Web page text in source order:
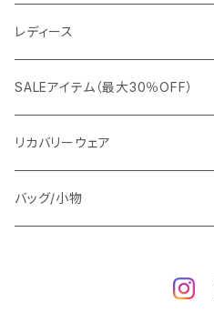
G-stage
TETEHOMME
TAION
フォーマル
Tシャツ/ポロシャツ
カジュアルジャケット
ビジネスジャケット
ブルゾン
コート
マウンテンパーカー/アウトドア
ダウン / 中綿アウター
ビジネス
セットアップ
ワイシャツ
カジュアル
ニット/Tシャツ/カットソー
スウェット/パーカー
アウター
レディース
アウター
トップス（ブラウス/カットソー）
ジャケット
SALEアイテム（最大30％OFF）
リカバリーウェア
バッグ/小物